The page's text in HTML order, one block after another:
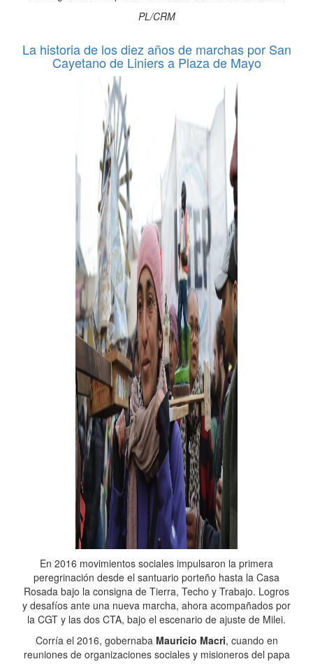
PL/CRM
La historia de los diez años de marchas por San
Cayetano de Liniers a Plaza de Mayo
En 2016 movimientos sociales impulsaron la primera
peregrinación desde el santuario porteño hasta la Casa
Rosada bajo la consigna de Tierra, Techo y Trabajo. Logros
y desafíos ante una nueva marcha, ahora acompañados por
la CGT y las dos CTA, bajo el escenario de ajuste de Milei.
Corría el 2016, gobernaba Mauricio Macri, cuando en
reuniones de organizaciones sociales y misioneros del papa